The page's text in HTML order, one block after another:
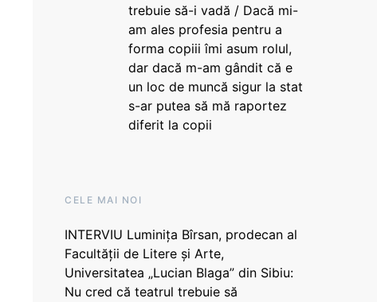
trebuie să-i vadă / Dacă mi-
am ales profesia pentru a
forma copiii îmi asum rolul,
dar dacă m-am gândit că e
un loc de muncă sigur la stat
s-ar putea să mă raportez
diferit la copii
CELE MAI NOI
INTERVIU Luminița Bîrsan, prodecan al
Facultății de Litere și Arte,
Universitatea „Lucian Blaga” din Sibiu:
Nu cred că teatrul trebuie să